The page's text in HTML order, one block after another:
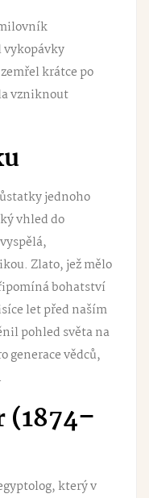
krátce po
vzniknout
jednoho
vhled do
Zlato, jež mělo
bohatství
let před naším
pohled světa na
generace vědců,
který v